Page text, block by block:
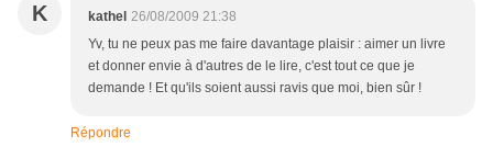
K kathel 26/08/2009 21:38
Yv, tu ne peux pas me faire davantage plaisir : aimer un livre
et donner envie à d'autres de le lire, c'est tout ce que je
demande ! Et qu'ils soient aussi ravis que moi, bien sûr !
Répondre